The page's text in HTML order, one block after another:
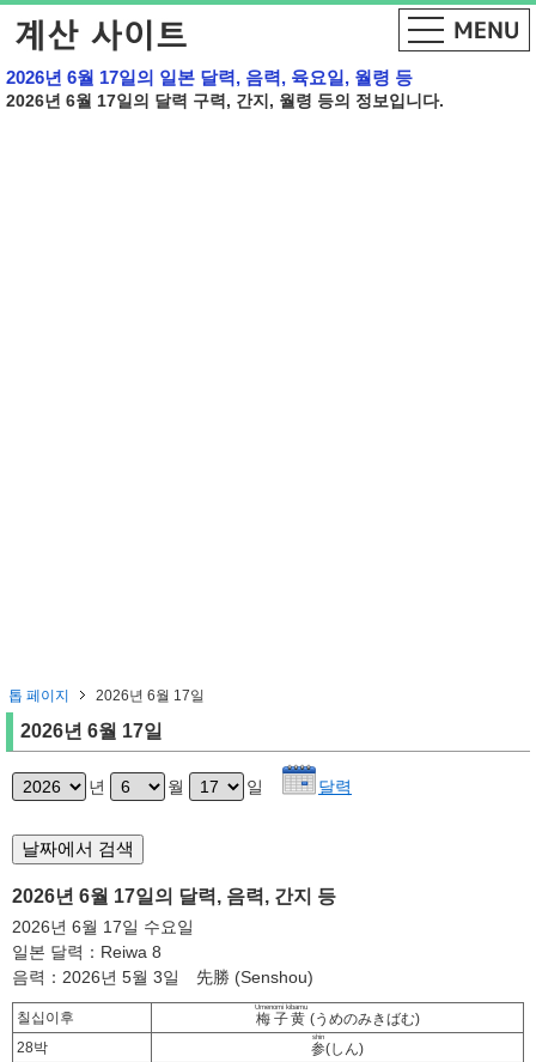
2026년 6월 17일의 일본 달력, 음력, 육요일, 월령 등
2026년 6월 17일의 달력 구력, 간지, 월령 등의 정보입니다.
톱 페이지 2026년 6월 17일
2026년 6월 17일
년 월 일 달력
2026년 6월 17일의 달력, 음력, 간지 등
2026년 6월 17일 수요일
일본 달력：Reiwa 8
음력：2026년 5월 3일 先勝 (Senshou)
칠십이후 梅子黄
Umenomi kibamu
(うめのみきばむ)
28박
参
shin
(しん)